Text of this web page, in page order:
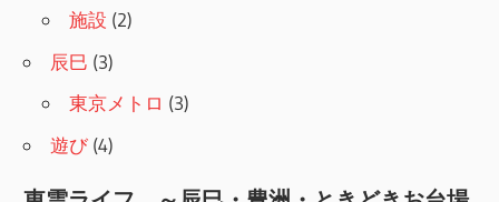
施設 (2)
辰巳 (3)
東京メトロ (3)
遊び (4)